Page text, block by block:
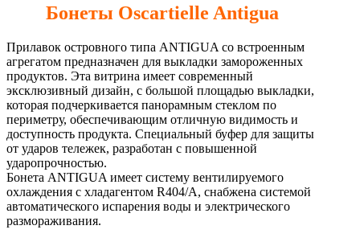
Бонеты Oscartielle Antigua
Прилавок островного типа ANTIGUA со встроенным
агрегатом предназначен для выкладки замороженных
продуктов. Эта витрина имеет современный
эксклюзивный дизайн, с большой площадью выкладки,
которая подчеркивается панорамным стеклом по
периметру, обеспечивающим отличную видимость и
доступность продукта. Специальный буфер для защиты
от ударов тележек, разработан с повышенной
ударопрочностью.
Бонета ANTIGUA имеет систему вентилируемого
охлаждения с хладагентом R404/A, снабжена системой
автоматического испарения воды и электрического
размораживания.